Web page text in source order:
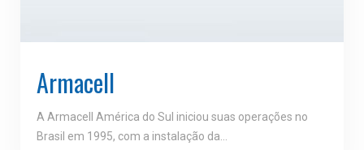
Armacell
A Armacell América do Sul iniciou suas operações no
Brasil em 1995, com a instalação da…